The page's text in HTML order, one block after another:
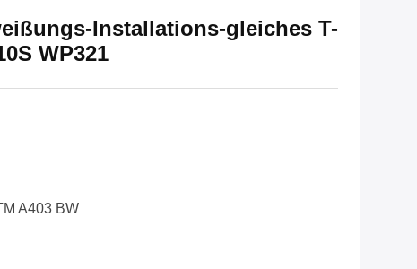
Installations-gleiches T-
WP321
A403 BW